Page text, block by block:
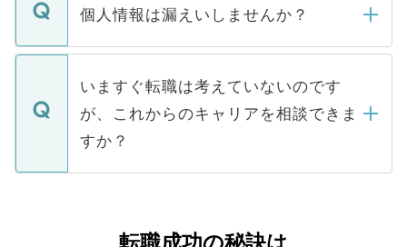
■応募殺到を避けるため 人気のある医療機
関を公にしてしまうと、応募が殺到する場
に、医療機関が求める条件に合った人材の
みを人材紹介会社に依頼するケースが増え
ています。
ん。また、仮に応募先から内定をいただい
定を承諾する必要はありません。内定先へ
の辞退の連絡はキャリアパートナーが行い
個人情報は漏えいしませんか？
個人情報が漏えいすることはありませんの
で、ご安心ください。当サイトからの登録
などで収集したご登録者様の個人情報は、
ご本人のキャリアアップおよび転職活動の
支援を目的に使用いたします。お預かりし
ているすべての個人データはご本人の許可
は、個人情報の取り扱いについての厳密な
いますぐ転職は考えていないのです
が、これからのキャリアを相談できま
すか？
かがいして、現在の医療機関の状況や紹介